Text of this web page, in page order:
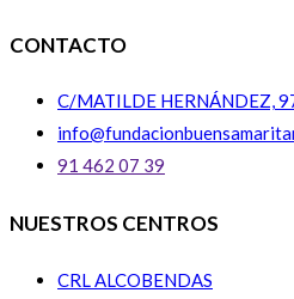
CONTACTO
C/MATILDE HERNÁNDEZ,
91 462 07 39
NUESTROS CENTROS
CRL ALCOBENDAS